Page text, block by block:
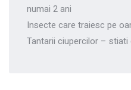
numai 2 ani
Insecte care traiesc pe
Tantarii ciupercilor – stiati